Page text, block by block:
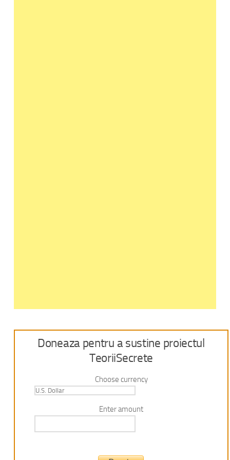
Doneaza pentru a sustine proiectul
TeoriiSecrete
Choose currency
Enter amount